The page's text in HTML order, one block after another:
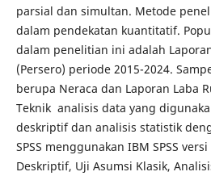
parsial dan simultan. Metode
dalam pendekatan kuantitatif.
dalam penelitian ini adalah
(Persero) periode 2015-2024.
berupa Neraca dan Laporan Laba
Teknik analisis data yang
deskriptif dan analisis statistik
SPSS menggunakan IBM SPSS
Deskriptif, Uji Asumsi Klasik,